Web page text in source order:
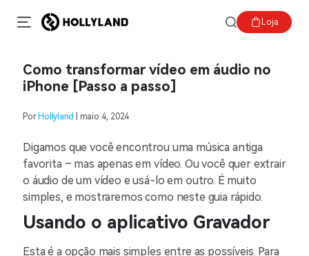
Loja
Como transformar vídeo em áudio no
iPhone [Passo a passo]
Por Hollyland | maio 4, 2024
Digamos que você encontrou uma música antiga
favorita – mas apenas em vídeo. Ou você quer extrair
o áudio de um vídeo e usá-lo em outro. É muito
simples, e mostraremos como neste guia rápido.
Usando o aplicativo Gravador
Esta é a opção mais simples entre as possíveis. Para